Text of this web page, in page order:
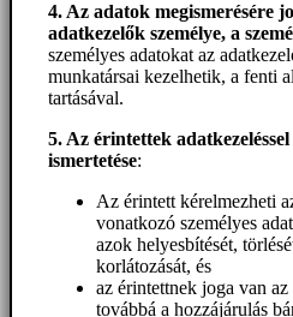
4. Az adatok megismerésére
adatkezelők személye, a
személyes adatokat az
munkatársai kezelhetik, a fenti
tartásával.
5. Az érintettek
ismertetése:
Az érintett kérelmezheti
vonatkozó személyes
azok helyesbítését,
korlátozását, és
az érintettnek joga van
továbbá a hozzájárulás